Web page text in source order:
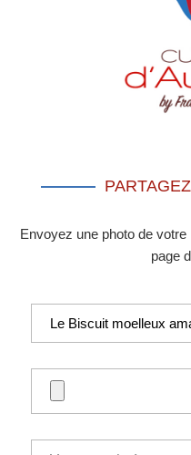
Envoyez une photo de
page